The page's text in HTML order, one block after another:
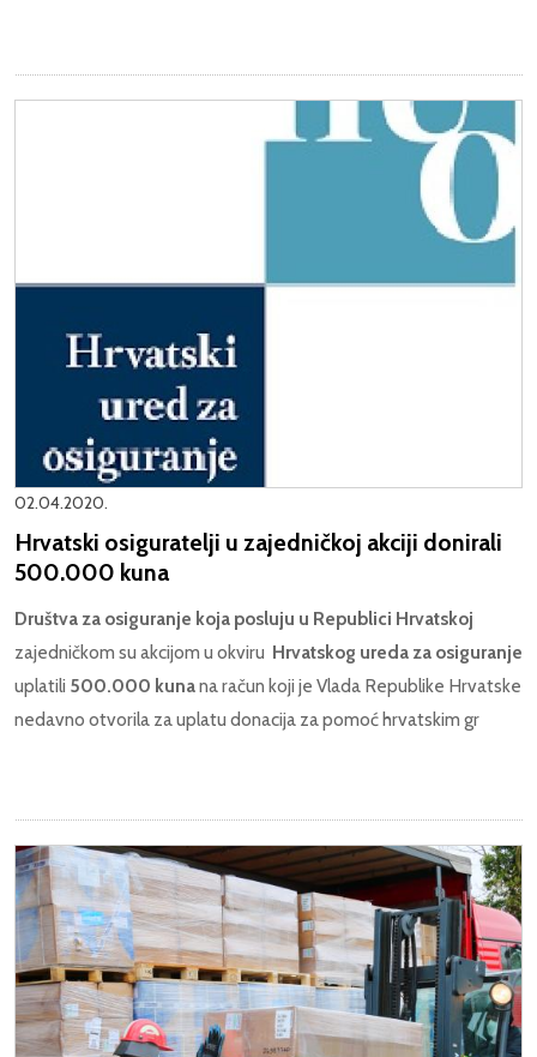
02.04.2020.
Hrvatski osiguratelji u zajedničkoj akciji donirali
500.000 kuna
Društva za osiguranje koja posluju u Republici Hrvatskoj
zajedničkom su akcijom u okviru Hrvatskog ureda za osiguranje
uplatili 500.000 kunana račun koji je Vlada Republike Hrvatske
nedavno otvorila za uplatu donacija za pomoć hrvatskim gr